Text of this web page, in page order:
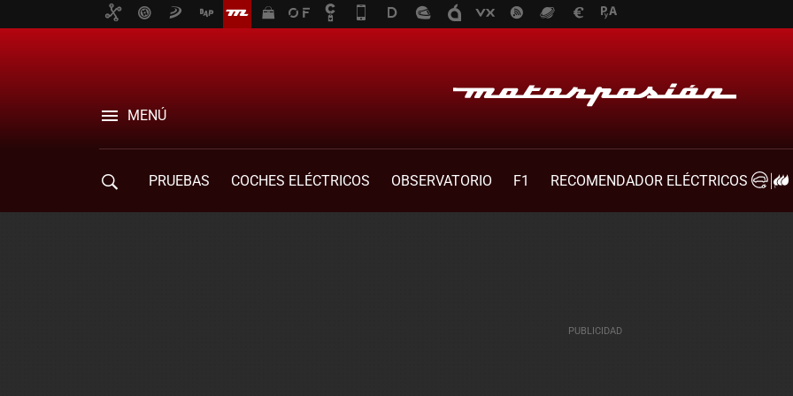
MENÚ
PRUEBAS COCHES ELÉCTRICOS OBSERVATORIO F1
RECOMENDADOR ELÉCTRICOS